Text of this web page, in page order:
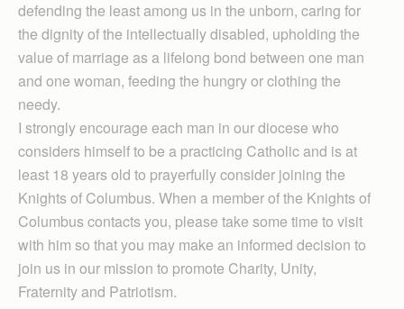
defending the least among us in the unborn, caring for
the dignity of the intellectually disabled, upholding the
value of marriage as a lifelong bond between one man
and one woman, feeding the hungry or clothing the
needy.
I strongly encourage each man in our diocese who
considers himself to be a practicing Catholic and is at
least 18 years old to prayerfully consider joining the
Knights of Columbus. When a member of the Knights of
Columbus contacts you, please take some time to visit
with him so that you may make an informed decision to
join us in our mission to promote Charity, Unity,
Fraternity and Patriotism.